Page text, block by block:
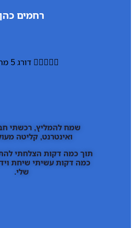
רחמים כהן
 דורג 5 מתוך 5
שמח להמליץ, רכשתי
ואינטרנט, קליטה מעולה!
תוך כמה דקות הצלחתי
כמה דקות עשיתי שיחת וידאו
שלי.